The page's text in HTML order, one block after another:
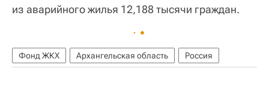
из аварийного жилья 12,188 тысячи граждан.
Фонд ЖКХ Архангельская область Россия